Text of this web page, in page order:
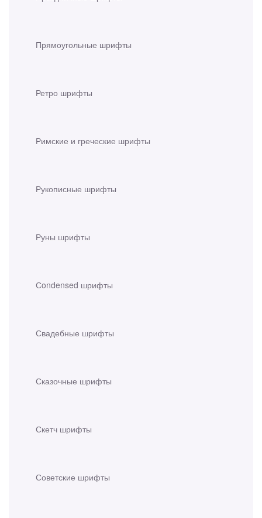
Прямоугольные шрифты
Ретро шрифты
Римские и греческие шрифты
Рукописные шрифты
Руны шрифты
Сondensed шрифты
Свадебные шрифты
Сказочные шрифты
Скетч шрифты
Советские шрифты